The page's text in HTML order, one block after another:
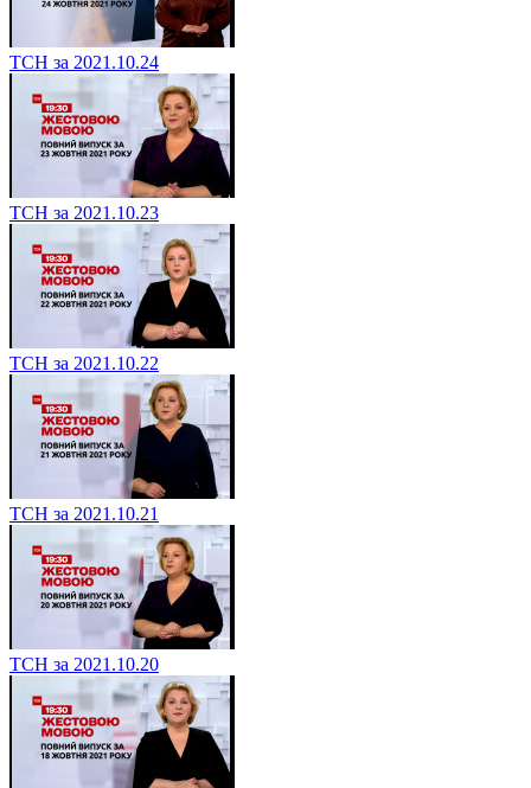
ТСН за 2021.10.24
ТСН за 2021.10.23
ТСН за 2021.10.22
ТСН за 2021.10.21
ТСН за 2021.10.20